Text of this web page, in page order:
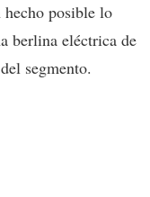
hecho posible lo
berlina eléctrica de
segmento.